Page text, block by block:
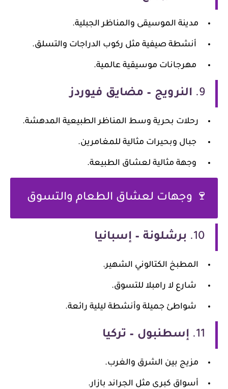
مدينة الموسيقى والمناظر الجبلية.
أنشطة صيفية مثل ركوب الدراجات والتسلق.
مهرجانات موسيقية عالمية.
9. النرويج – مضايق فيوردز
رحلات بحرية وسط المناظر الطبيعية المدهشة.
جبال وبحيرات مثالية للمغامرين.
وجهة مثالية لعشاق الطبيعة.
🍷 وجهات لعشاق الطعام والتسوق
10. برشلونة – إسبانيا
المطبخ الكتالوني الشهير.
شارع لا رامبلا للتسوق.
شواطئ جميلة وأنشطة ليلية رائعة.
11. إسطنبول – تركيا
مزيج بين الشرق والغرب.
أسواق كبرى مثل الجراند بازار.